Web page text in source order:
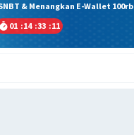
& Menangkan E-Wallet 100rb
01 :14 :33 :11